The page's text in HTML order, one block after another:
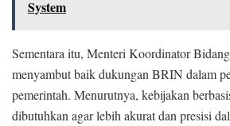
System
Sementara itu, Menteri Koordinator
menyambut baik dukungan BRIN dalam
pemerintah. Menurutnya, kebijakan
dibutuhkan agar lebih akurat dan presisi